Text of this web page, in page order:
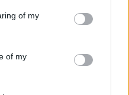
tiene el derecho de
preferencias se aplicarán
en este sitio web o
of my
of my